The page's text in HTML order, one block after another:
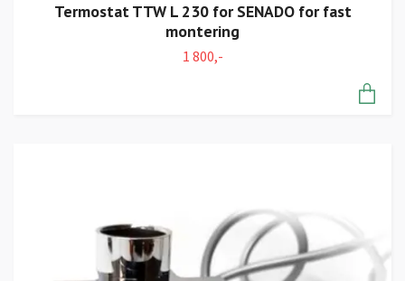
Termostat TTW L 230 for SENADO for fast
montering
1 800,-